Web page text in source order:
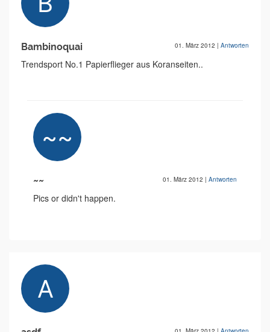
Bambinoquai 01. März 2012 | Antworten
Trendsport No.1 Papierflieger aus Koranseiten..
~~ 01. März 2012 | Antworten
Pics or didn't happen.